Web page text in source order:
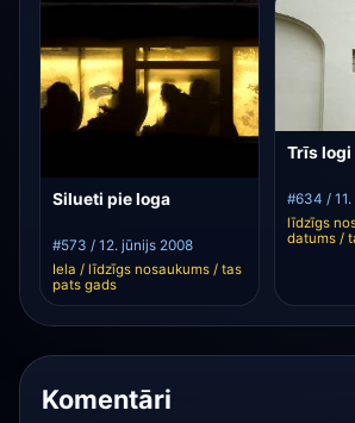
Silueti pie loga
#573 / 12. jūnijs 2008
Iela / līdzīgs nosaukums / tas
pats gads
Trīs logi
#634 /
līdzīgs
datums /
Komentāri